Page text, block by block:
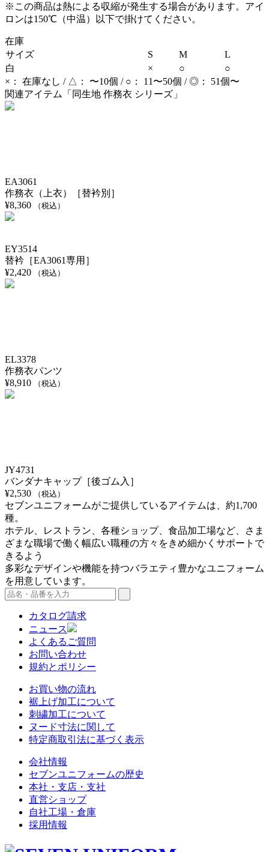
※この商品は熱による収縮が発生する場合があります。アイ
ロンは150℃（中温）以下で掛けてください。
在庫
サイズ
S M
L
白
× ○
○
×： 在庫なし / △： 〜10個 / ○： 11〜50個 / ◎： 51個〜
関連アイテム「同生地 作務衣 シリーズ」
EA3061
作務衣（上衣）［替衿別］
¥8,360 （税込）
EY3514
替衿［EA3061専用］
¥2,420 （税込）
EL3378
作務衣パンツ
¥8,910 （税込）
JY4731
バンダナキャップ［後ゴム入］
¥2,530 （税込）
セブンユニフォームがご提供しているアイテムは、約1,700
種。
ホテル、レストラン、各種ショップ、食品加工場など、さま
ざまな職場で働く幅広い職種の方々をきめ細かくサポートで
きるよう
多彩なデザインや機能を持つバラエティ豊かなユニフォーム
を用意しています。
カタログ請求
ニュース
よくあるご質問
お問い合わせ
規約とポリシー
お買い物の流れ
裾上げ加工について
刺繍加工について
ヌード寸法に関して
特定商取引法に基づく表示
会社情報
セブンユニフォームの歴史
本社・支店・支社
直営ショップ
自社工場・倉庫
採用情報